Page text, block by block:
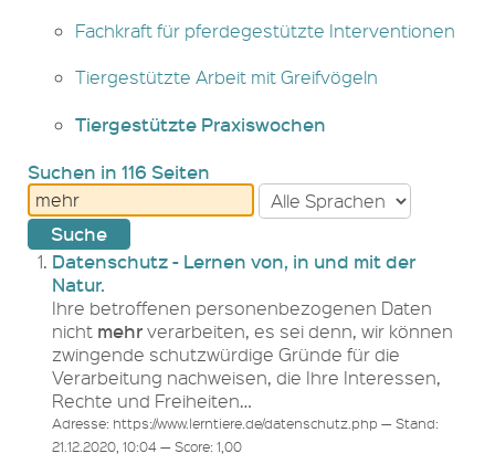
Fachkraft für pferdegestützte Interventionen
Tiergestützte Arbeit mit Greifvögeln
Tiergestützte Praxiswochen
Suchen in 116 Seiten
Datenschutz - Lernen von, in und mit der
Natur.
Ihre betroffenen personenbezogenen Daten
nicht mehrverarbeiten, es sei denn, wir können
zwingende schutzwürdige Gründe für die
Verarbeitung nachweisen, die Ihre Interessen,
Rechte und Freiheiten…
Adresse: https://www.lerntiere.de/datenschutz.php — Stand:
21.12.2020, 10:04 — Score: 1,00